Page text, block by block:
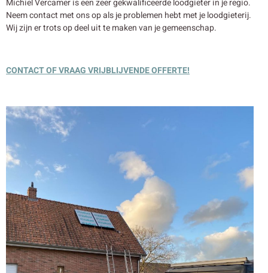
Michiel Vercamer is een zeer gekwalificeerde loodgieter in je regio.
Neem contact met ons op als je problemen hebt met je loodgieterij.
Wij zijn er trots op deel uit te maken van je gemeenschap.
CONTACT OF VRAAG VRIJBLIJVENDE OFFERTE!